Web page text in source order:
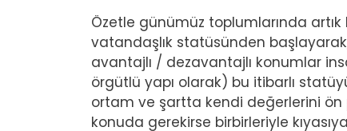
Özetle günümüz toplumlarında
vatandaşlık statüsünden
avantajlı / dezavantajlı konumlar
örgütlü yapı olarak) bu itibarlı
ortam ve şartta kendi değerlerini ön
konuda gerekirse birbirleriyle